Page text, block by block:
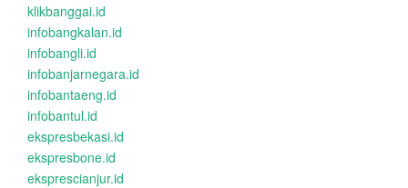
klikbanggai.id
infobangkalan.id
infobangli.id
infobanjarnegara.id
infobantaeng.id
infobantul.id
ekspresbekasi.id
ekspresbone.id
eksprescianjur.id